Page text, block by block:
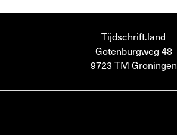
Tijdschrift.land
Gotenburgweg 48
9723 TM Groningen